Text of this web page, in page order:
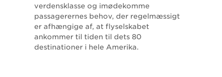
verdensklasse og imødekomme
passagerernes behov, der regelmæssigt
er afhængige af, at flyselskabet
ankommer til tiden til dets 80
destinationer i hele Amerika.